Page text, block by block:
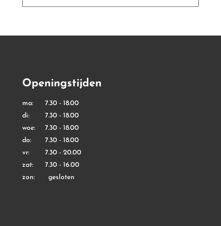
Openingstijden
ma: 7.30 - 18.00
di: 7.30 - 18.00
woe: 7.30 - 18.00
do: 7.30 - 18.00
vr: 7.30 - 20.00
zat: 7.30 - 16.00
zon: gesloten